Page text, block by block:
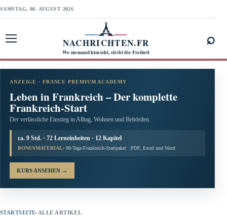
SAMSTAG, 08. AUGUST 2026
NACHRICHTEN.FR
Wo niemand hinsieht, stirbt die Freiheit
⌕
ANZEIGE · FRANCE PREMIUM ACADEMY
Leben in Frankreich – Der komplette
Frankreich-Start
Der verlässliche Einstieg in Alltag, Wohnen und Behörden.
ca. 9 Std. · 72 Lerneinheiten · 12 Kapitel
BONUSMATERIAL: 90-Tage-Frankreich-Startpaket · PDF, Excel und Word
KURS ANSEHEN →
STARTSEITE› ALLE ARTIKEL